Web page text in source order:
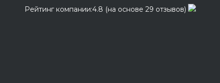
Рейтинг компании:4.8 (на основе 29 отзывов)